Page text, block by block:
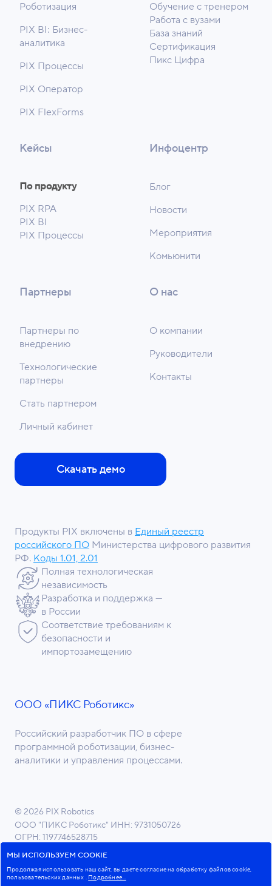
ООО «ПИКС Роботикс»
Российский разработчик ПО в сфере
программной роботизации, бизнес-
аналитики и управления процессами.
Скачать демо
Роботизация
PIX BI: Бизнес-
аналитика
PIX Процессы
PIX Оператор
PIX FlexForms
Обучение с тренером
Работа с вузами
База знаний
Сертификация
Пикс Цифра
Кейсы
По продукту
PIX RPA
PIX BI
PIX Процессы
Инфоцентр
Блог
Новости
Мероприятия
Комьюнити
Партнеры
Партнеры по
внедрению
Технологические
партнеры
Стать партнером
Личный кабинет
О нас
О компании
Руководители
Контакты
Продукты PIX включены в Единый реестр
российского ПО Министерства цифрового развития
РФ. Коды 1.01, 2.01
Полная технологическая
независимость
Разработка и поддержка —
в России
Соответствие требованиям к
безопасности и
импортозамещению
© 2026 PIX Robotics
ООО "ПИКС Роботикс" ИНН: 9731050726
ОГРН: 1197746528715
Пользовательское соглашение
МЫ ИСПОЛЬЗУЕМ COOKIE
Продолжая использовать наш сайт, вы даете согласие на обработку файлов cookie,
пользовательских данных . Подробнее...